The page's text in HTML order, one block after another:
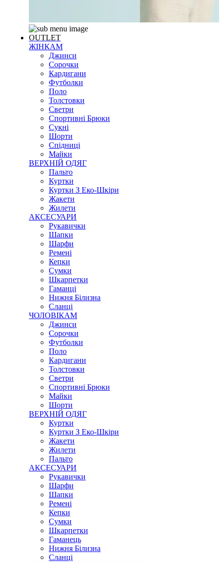
OUTLET
ЖІНКАМ
Джинси
Сорочки
Кардигани
Футболки
Поло
Толстовки
Светри
Спортивні Брюки
Сукні
Шорти
Спідниці
Майки
ВЕРХНІЙ ОДЯГ
Пальто
Куртки
Куртки З Еко-Шкіри
Жакети
Жилети
АКСЕСУАРИ
Рукавички
Шапки
Шарфи
Ремені
Кепки
Сумки
Шкарпетки
Гаманці
Нижня Білизна
Сланці
ЧОЛОВІКАМ
Джинси
Сорочки
Футболки
Поло
Кардигани
Толстовки
Светри
Спортивні Брюки
Майки
Шорти
ВЕРХНІЙ ОДЯГ
Куртки
Куртки З Еко-Шкіри
Жакети
Жилети
Пальто
АКСЕСУАРИ
Рукавички
Шарфи
Шапки
Ремені
Кепки
Сумки
Шкарпетки
Гаманець
Нижня Білизна
Сланці